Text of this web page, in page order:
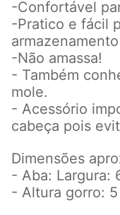
-Confortável
-Pratico e fácil
armazenamento
-Não amassa!
- Também
mole.
- Acessório
cabeça pois
Dimensões
- Aba: Largura:
- Altura gorro: